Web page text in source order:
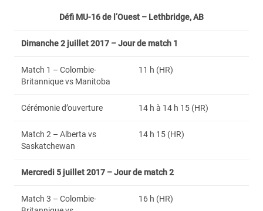
Défi MU-16 de l’Ouest – Lethbridge, AB
Dimanche 2 juillet 2017 – Jour de match 1
Match 1 – Colombie-
Britannique vs Manitoba
11 h (HR)
Cérémonie d’ouverture 14 h à 14 h 15 (HR)
Match 2 – Alberta vs
Saskatchewan
14 h 15 (HR)
Mercredi 5 juillet 2017 – Jour de match 2
Match 3 – Colombie-
16 h (HR)